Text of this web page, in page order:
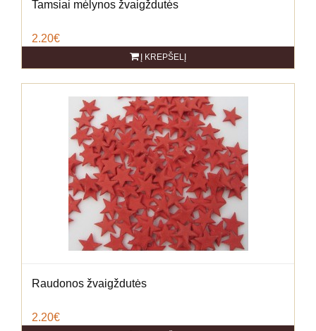
Tamsiai mėlynos žvaigždutės
2.20€
Į KREPŠELĮ
Raudonos žvaigždutės
2.20€